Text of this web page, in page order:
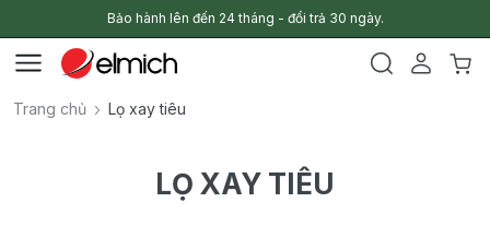
Bảo hành lên đến 24 tháng - đổi trả 30 ngày.
Trang chủ Lọ xay tiêu
LỌ XAY TIÊU